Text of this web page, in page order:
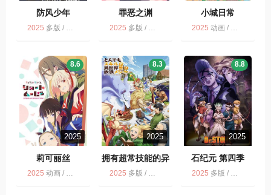
防风少年
2025 多版 / 剧情 / 动画 / 动作
罪恶之渊
2025 多版 / 日语无字 / 动画
小城日常
2025 动画 / 喜剧 / 多版
2025
莉可丽丝
8.6
2025 动画 / 多版
2025
拥有超常技能的异
世界流浪美食家
8.3
2025 多版 / 奇幻 / 动画 / 喜剧
2025
石纪元 第四季
Dr.STONE
8.8
2025 多版 / 动画